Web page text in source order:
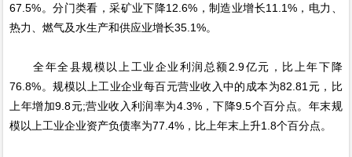
67.5%。分门类看，采矿业下降12.6%，制造业增长11.1%，电力、
热力、燃气及水生产和供应业增长35.1%。
全年全县规模以上工业企业利润总额2.9亿元，比上年下降
76.8%。规模以上工业企业每百元营业收入中的成本为82.81元，比
上年增加9.8元;营业收入利润率为4.3%，下降9.5个百分点。年末规
模以上工业企业资产负债率为77.4%，比上年末上升1.8个百分点。